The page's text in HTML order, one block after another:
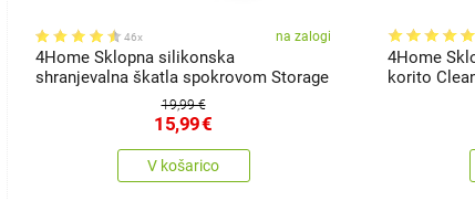
46x na zalogi
4Home Sklopna silikonska
shranjevalna škatla spokrovom Storage
19,99 €
15,99€
V košarico
4Home
korito